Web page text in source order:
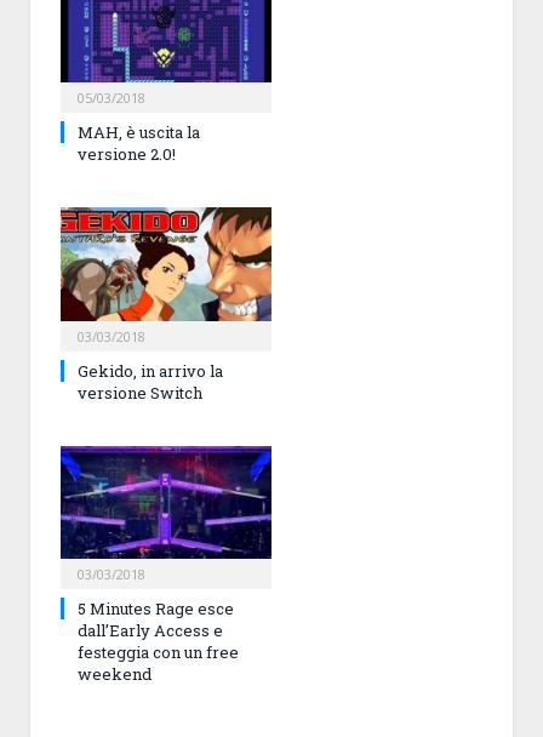
05/03/2018
MAH, è uscita la
versione 2.0!
03/03/2018
Gekido, in arrivo la
versione Switch
03/03/2018
5 Minutes Rage esce
dall’Early Access e
festeggia con un free
weekend